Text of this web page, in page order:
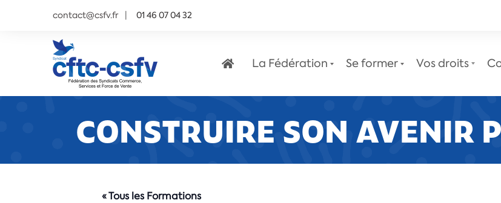
contact@csfv.fr 01 46 07 04 32
La Fédération Se former Vos droits
Le service juridique
CONSTRUIRE SON AVENIR
« Tous les Formations